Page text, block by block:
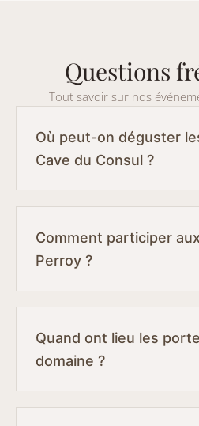
Questions
Tout savoir sur nos
Où peut-on déguster
Cave du Consul ?
Comment participer
Perroy ?
Quand ont lieu les
domaine ?